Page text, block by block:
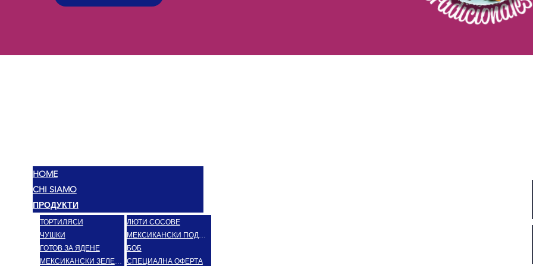
HOME
CHI SIAMO
ПРОДУКТИ
ТОРТИЛЯСИ
ЧУШКИ
ГОТОВ ЗА ЯДЕНЕ
МЕКСИКАНСКИ ЗЕЛЕНЧУЦИ
ЛЮТИ СОСОВЕ
БОБ
СПЕЦИАЛНА ОФЕРТА